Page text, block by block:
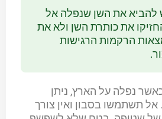
להביא את השן שנפלה אל
את כותרת השן ולא את
הרקמות הרגישות
נפלה על הארץ, ניתן
תשתמשו בסבון ואין צורך